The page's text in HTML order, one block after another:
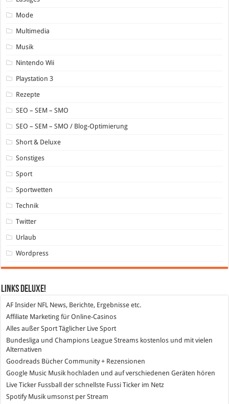
Mode
Multimedia
Musik
Nintendo Wii
Playstation 3
Rezepte
SEO – SEM – SMO
SEO – SEM – SMO / Blog-Optimierung
Short & Deluxe
Sonstiges
Sport
Sportwetten
Technik
Twitter
Urlaub
Wordpress
Links DeLuXe!
AF Insider NFL News, Berichte, Ergebnisse etc.
Affiliate Marketing für Online-Casinos
Alles außer SportTäglicher Live Sport
Bundesliga und Champions League Streams kostenlos und mit vielen
Alternativen
Goodreads Bücher Community + Rezensionen
Google Music Musik hochladen und auf verschiedenen Geräten hören
Live Ticker Fussball
der schnellste Fussi Ticker im Netz
SpotifyMusik umsonst per Stream